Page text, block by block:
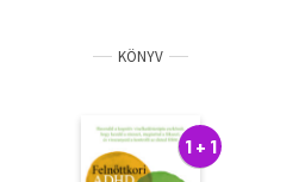
KÖNYV
1 + 1